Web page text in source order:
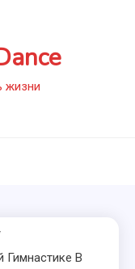
жизни
В